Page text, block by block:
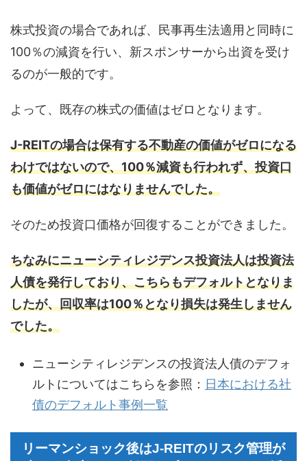
株式投資の場合であれば、民事再生法適用と同時に
100％の減資を行い、新スポンサーから出資を受け
るのが一般的です。
よって、既存の株式の価値はゼロとなります。
J-REITの場合は保有する不動産の価値がゼロになる
わけではないので、100％減資も行われず、投資口
も価値がゼロにはなりませんでした。
そのため投資口価格が回復することができました。
ちなみにニューシティレジデンス投資法人は投資法
人債を発行しており、こちらもデフォルトとなりま
したが、回収率は100％となり損失は発生しません
でした。
ニューシティレジデンスの投資法人債のデフォ
ルトについてはこちらを参照： 日本における社
債のデフォルト事例一覧
リーマンショック後はJ-REITのリスク管理が